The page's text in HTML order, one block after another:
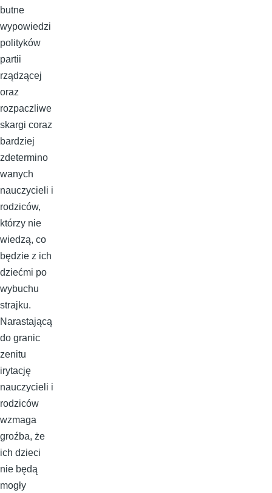
butne
wypowiedzi
polityków
partii
rządzącej
oraz
rozpaczliwe
skargi coraz
bardziej
zdetermino
wanych
nauczycieli i
rodziców,
którzy nie
wiedzą, co
będzie z ich
dziećmi po
wybuchu
strajku.
Narastającą
do granic
zenitu
irytację
nauczycieli i
rodziców
wzmaga
groźba, że
ich dzieci
nie będą
mogły